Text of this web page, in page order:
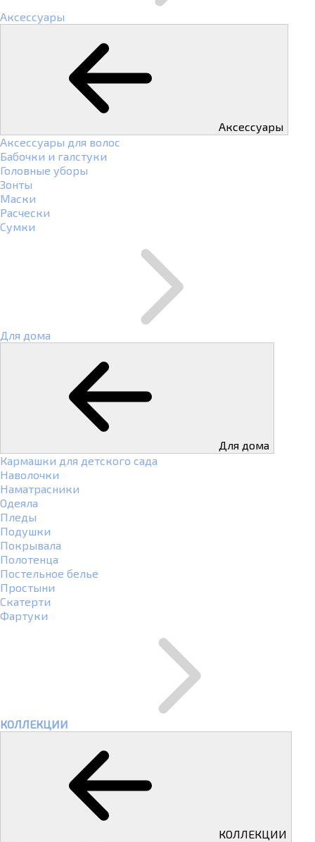
Аксессуары
Аксессуары
Аксессуары для волос
Бабочки и галстуки
Головные уборы
Зонты
Маски
Расчески
Сумки
Для дома
Для дома
Кармашки для детского сада
Наволочки
Наматрасники
Одеяла
Пледы
Подушки
Покрывала
Полотенца
Постельное белье
Простыни
Скатерти
Фартуки
КОЛЛЕКЦИИ
КОЛЛЕКЦИИ